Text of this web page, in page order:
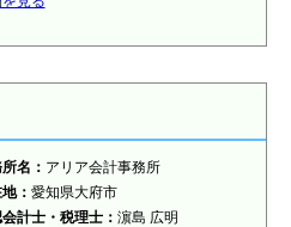
名： アリア会計事務所
： 愛知県大府市
計士・税理士： 濵島 広明